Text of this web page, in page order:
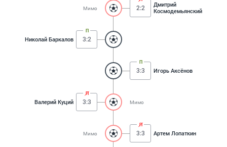
Мимо 2:2
Дмитрий
Космодемьянский
Николай Баркалов 3:2
3:3 Игорь Аксёнов
Валерий Куций 3:3 Мимо
Мимо 3:3 Артем Лопаткин